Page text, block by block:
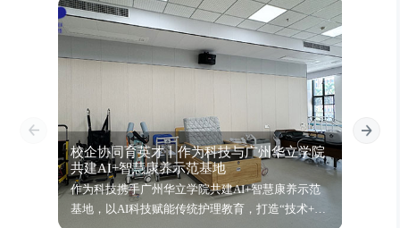
校企协同育英才丨作为科技与广州华立学院
共建AI+智慧康养示范基地
作为科技携手广州华立学院共建AI+智慧康养示范
基地，以AI科技赋能传统护理教育，打造“技术+人